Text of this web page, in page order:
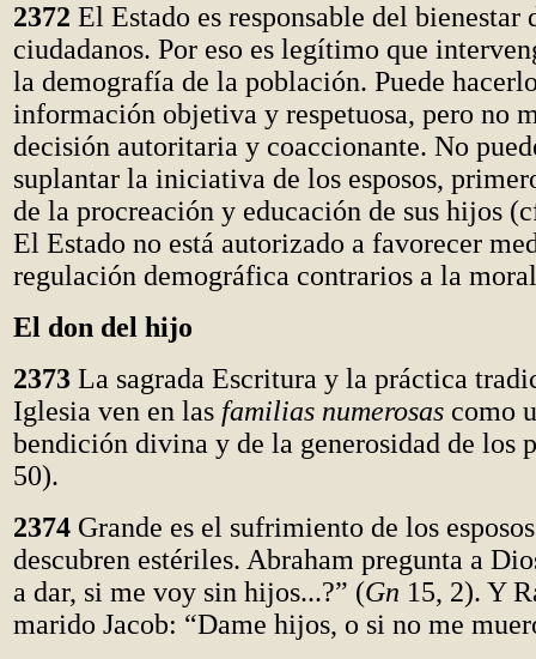
2372 El Estado es responsable del bienestar
ciudadanos. Por eso es legítimo que
la demografía de la población. Puede
información objetiva y respetuosa, pero no
decisión autoritaria y coaccionante. No
suplantar la iniciativa de los esposos,
de la procreación y educación de sus hijos
El Estado no está autorizado a favorecer
regulación demográfica contrarios a la
El don del hijo
2373 La sagrada Escritura y la práctica
Iglesia ven en las familias numerosas como
bendición divina y de la generosidad de los
50).
2374 Grande es el sufrimiento de los
descubren estériles. Abraham pregunta a
a dar, si me voy sin hijos...?” (Gn 15, 2). Y
marido Jacob: “Dame hijos, o si no me